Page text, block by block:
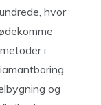
hvor
i
og